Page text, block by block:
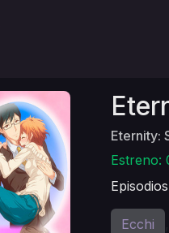
Eternity:
Estreno:
Ecchi